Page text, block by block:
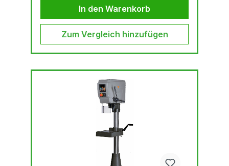
ergonomisch geneigter FrontLED-
BeleuchtungSchnell...
In den Warenkorb
Zum Vergleich hinzufügen